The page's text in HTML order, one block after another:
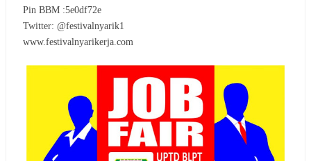
Pin BBM :5​e0df72e
Twitter: @festivalnyarik1
www.festivalnyarikerja.com